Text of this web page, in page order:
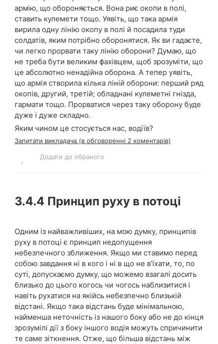
армію, що обороняється. Вона риє окопи в полі,
ставить кулемети тощо. Уявіть, що така армія
вирила одну лінію окопу в полі й посадила туди
солдатів, яким потрібно оборонятися. Як ви гадаєте,
чи легко прорвати таку лінію оборони? Думаю, що
не треба бути великим фахівцем, щоб зрозуміти, що
це абсолютно ненадійна оборона. А тепер уявіть,
що армія створила кілька ліній оборони: перший ряд
окопів, другий, третій; обладнані кулеметні гнізда,
гармати тощо. Прорватися через таку оборону буде
дуже і дуже складно.
Яким чином це стосується нас, водіїв?
Запитати викладача (в обговоренні 2 коментарів)
Додати до обраного
3.4.4 Принцип руху в потоці
Одним із найважливіших, на мою думку, принципів
руху в потоці є принцип недопущення
небезпечного зближення. Якщо ми ставимо перед
собою завдання ні в кого і ні в що не в’їхати, то, по
суті, допускаємо думку, що можемо взагалі досить
близько до цього когось чи чогось наблизитися і
навіть рухатися на якійсь небезпечно близькій
відстані. Якщо така відстань буде мінімальною,
найменша неточність із нашого боку або не до кінця
зрозумілі дії з боку іншого водія можуть спричинити
те саме зіткнення. Отже, що більша відстань між